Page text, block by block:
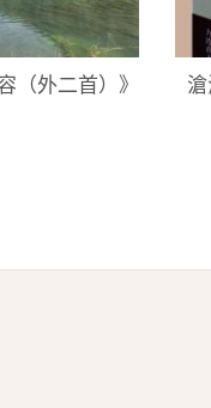
（外二首）》